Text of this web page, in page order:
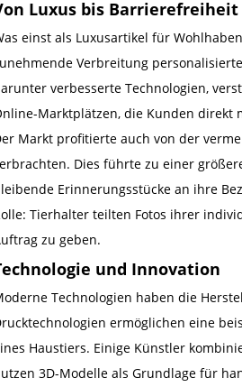
Luxus bis Barrierefreiheit
einst als Luxusartikel für
Verbreitung
verbesserte Technologien,
Marktplätzen, die Kunden direkt
Markt profitierte auch von der
Dies führte zu einer
Erinnerungsstücke an ihre
Tierhalter teilten Fotos ihrer
zu geben.
und Innovation
Technologien haben die
ermöglichen eine
Haustiers. Einige Künstler
3D-Modelle als Grundlage für